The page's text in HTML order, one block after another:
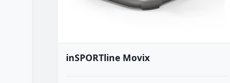
inSPORTline Movix